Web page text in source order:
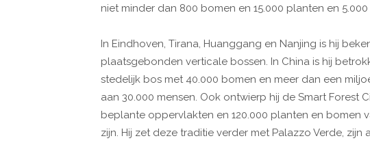
niet minder dan 800 bomen en 15.000 planten en 5.000
In Eindhoven, Tirana, Huanggang en Nanjing is hij
plaatsgebonden verticale bossen. In China is hij
stedelijk bos met 40.000 bomen en meer dan een
aan 30.000 mensen. Ook ontwierp hij de Smart Forest
beplante oppervlakten en 120.000 planten en bomen
zijn. Hij zet deze traditie verder met Palazzo Verde,